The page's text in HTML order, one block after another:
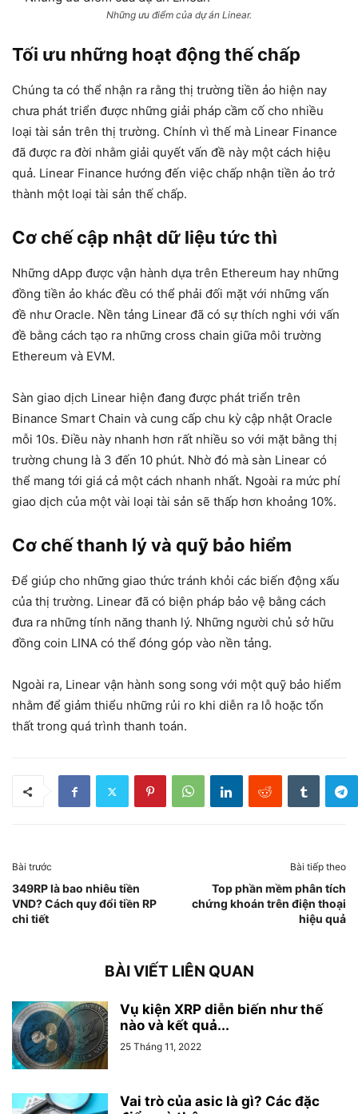
Những ưu điểm của dự án Linear.
Tối ưu những hoạt động thế chấp
Chúng ta có thể nhận ra rằng thị trường tiền ảo hiện nay
chưa phát triển được những giải pháp cầm cố cho nhiều
loại tài sản trên thị trường. Chính vì thế mà Linear Finance
đã được ra đời nhằm giải quyết vấn đề này một cách hiệu
quả. Linear Finance hướng đến việc chấp nhận tiền ảo trở
thành một loại tài sản thế chấp.
Cơ chế cập nhật dữ liệu tức thì
Những dApp được vận hành dựa trên Ethereum hay những
đồng tiền ảo khác đều có thể phải đối mặt với những vấn
đề như Oracle. Nền tảng Linear đã có sự thích nghi với vấn
đề bằng cách tạo ra những cross chain giữa môi trường
Ethereum và EVM.
Sàn giao dịch Linear hiện đang được phát triển trên
Binance Smart Chain và cung cấp chu kỳ cập nhật Oracle
mỗi 10s. Điều này nhanh hơn rất nhiều so với mặt bằng thị
trường chung là 3 đến 10 phút. Nhờ đó mà sàn Linear có
thể mang tới giá cả một cách nhanh nhất. Ngoài ra mức phí
giao dịch của một vài loại tài sản sẽ thấp hơn khoảng 10%.
Cơ chế thanh lý và quỹ bảo hiểm
Để giúp cho những giao thức tránh khỏi các biến động xấu
của thị trường. Linear đã có biện pháp bảo vệ bằng cách
đưa ra những tính năng thanh lý. Những người chủ sở hữu
đồng coin LINA có thể đóng góp vào nền tảng.
Ngoài ra, Linear vận hành song song với một quỹ bảo hiểm
nhằm để giảm thiểu những rủi ro khi diễn ra lỗ hoặc tổn
thất trong quá trình thanh toán.
Bài trước
349RP là bao nhiêu tiền
VND? Cách quy đổi tiền RP
chi tiết
Bài tiếp theo
Top phần mềm phân tích
chứng khoán trên điện thoại
hiệu quả
BÀI VIẾT LIÊN QUAN
Vụ kiện XRP diễn biến như thế
nào và kết quả...
25 Tháng 11, 2022
Vai trò của asic là gì? Các đặc